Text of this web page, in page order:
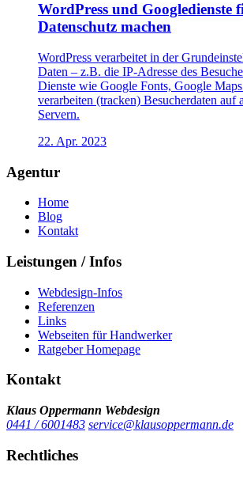
WordPress und Googledienste
Datenschutz machen
WordPress verarbeitet in der
Daten – z.B. die IP-Adresse des
Dienste wie Google Fonts, Google
verarbeiten (tracken) Besucherdaten auf
Servern.
22. Apr. 2023
Agentur
Home
Blog
Kontakt
Leistungen / Infos
Webdesign-Infos
Referenzen
Links
Webseiten für Handwerker
Ratgeber Homepage
Kontakt
Klaus Oppermann Webdesign
0441 / 6001483 service@klausoppermann.de
Rechtliches